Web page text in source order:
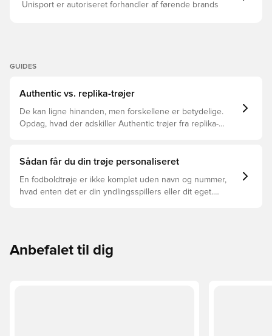
Unisport er autoriseret forhandler af førende brands
GUIDES
Authentic vs. replika-trøjer
De kan ligne hinanden, men forskellene er betydelige.
Opdag, hvad der adskiller Authentic trøjer fra replika-
Sådan får du din trøje personaliseret
En fodboldtrøje er ikke komplet uden navn og nummer,
hvad enten det er din yndlingsspillers eller dit eget.
Anbefalet til dig